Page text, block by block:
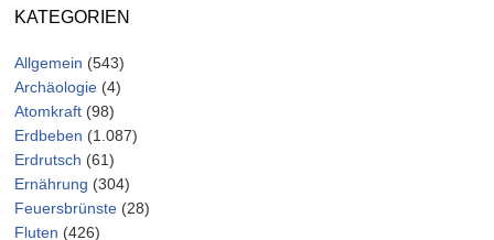
KATEGORIEN
Allgemein (543)
Archäologie (4)
Atomkraft (98)
Erdbeben (1.087)
Erdrutsch (61)
Ernährung (304)
Feuersbrünste (28)
Fluten (426)